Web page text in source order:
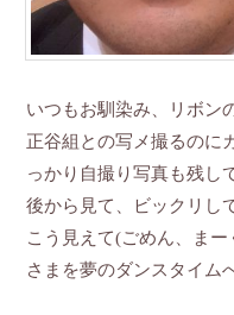
いつもお馴染み、リボン
正谷組との写メ撮るのに
っかり自撮り写真も残し
後から見て、ビックリし
こう見えて(ごめん、ま
さまを夢のダンスタイム